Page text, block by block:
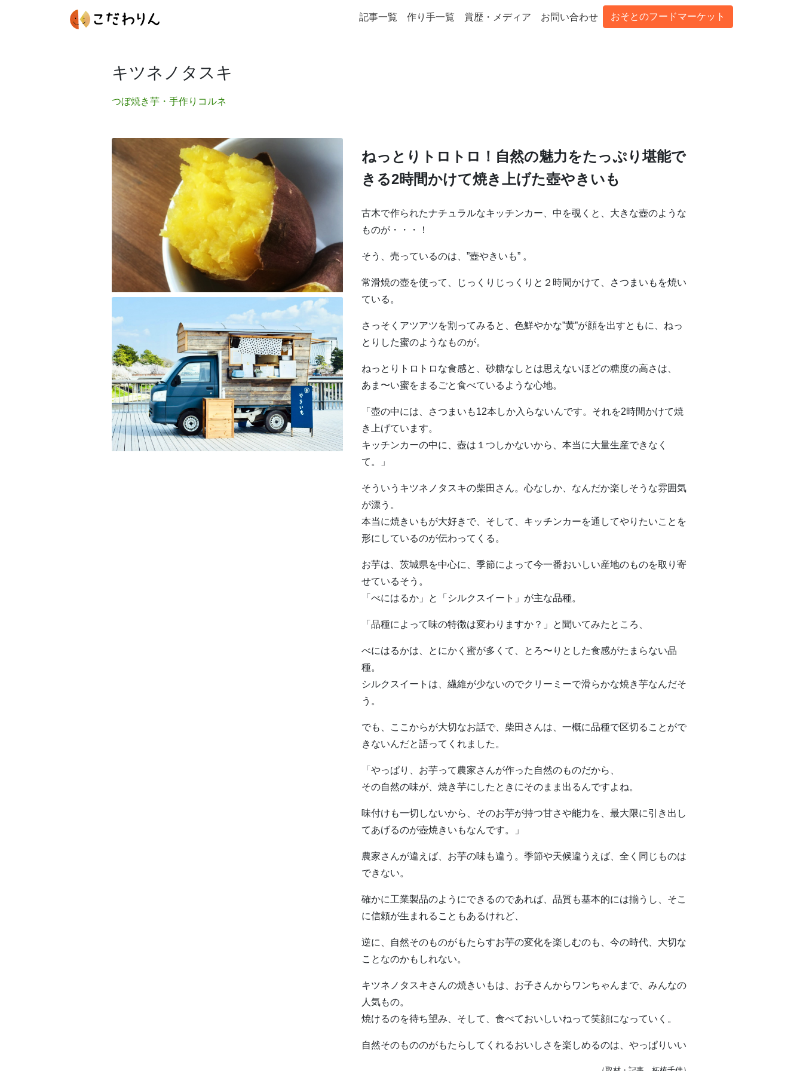
記事一覧 作り手一覧 賞歴・メディア お問い合わせ おそとのフードマーケット
キツネノタスキ
つぼ焼き芋・手作りコルネ
ねっとりトロトロ！自然の魅力をたっぷり堪能で
きる2時間かけて焼き上げた壺やきいも
古木で作られたナチュラルなキッチンカー、中を覗くと、大きな壺のような
ものが・・・！
そう、売っているのは、”壺やきいも” 。
常滑焼の壺を使って、じっくりじっくりと２時間かけて、さつまいもを焼い
ている。
さっそくアツアツを割ってみると、色鮮やかな”黄”が顔を出すともに、ねっ
とりした蜜のようなものが。
ねっとりトロトロな食感と、砂糖なしとは思えないほどの糖度の高さは、
あま〜い蜜をまるごと食べているような心地。
「壺の中には、さつまいも12本しか入らないんです。それを2時間かけて焼
き上げています。
キッチンカーの中に、壺は１つしかないから、本当に大量生産できなく
て。」
そういうキツネノタスキの柴田さん。心なしか、なんだか楽しそうな雰囲気
が漂う。
本当に焼きいもが大好きで、そして、キッチンカーを通してやりたいことを
形にしているのが伝わってくる。
お芋は、茨城県を中心に、季節によって今一番おいしい産地のものを取り寄
せているそう。
「べにはるか」と「シルクスイート」が主な品種。
「品種によって味の特徴は変わりますか？」と聞いてみたところ、
べにはるかは、とにかく蜜が多くて、とろ〜りとした食感がたまらない品
種。
シルクスイートは、繊維が少ないのでクリーミーで滑らかな焼き芋なんだそ
う。
でも、ここからが大切なお話で、柴田さんは、一概に品種で区切ることがで
きないんだと語ってくれました。
「やっぱり、お芋って農家さんが作った自然のものだから、
その自然の味が、焼き芋にしたときにそのまま出るんですよね。
味付けも一切しないから、そのお芋が持つ甘さや能力を、最大限に引き出し
てあげるのが壺焼きいもなんです。」
農家さんが違えば、お芋の味も違う。季節や天候違うえば、全く同じものは
できない。
確かに工業製品のようにできるのであれば、品質も基本的には揃うし、そこ
に信頼が生まれることもあるけれど、
逆に、自然そのものがもたらすお芋の変化を楽しむのも、今の時代、大切な
ことなのかもしれない。
キツネノタスキさんの焼きいもは、お子さんからワンちゃんまで、みんなの
人気もの。
焼けるのを待ち望み、そして、食べておいしいねって笑顔になっていく。
自然そのもののがもたらしてくれるおいしさを楽しめるのは、やっぱりいい